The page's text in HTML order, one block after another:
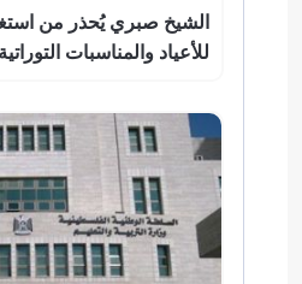
الشيخ صبري يُحذر من
للأعياد والمناسبات